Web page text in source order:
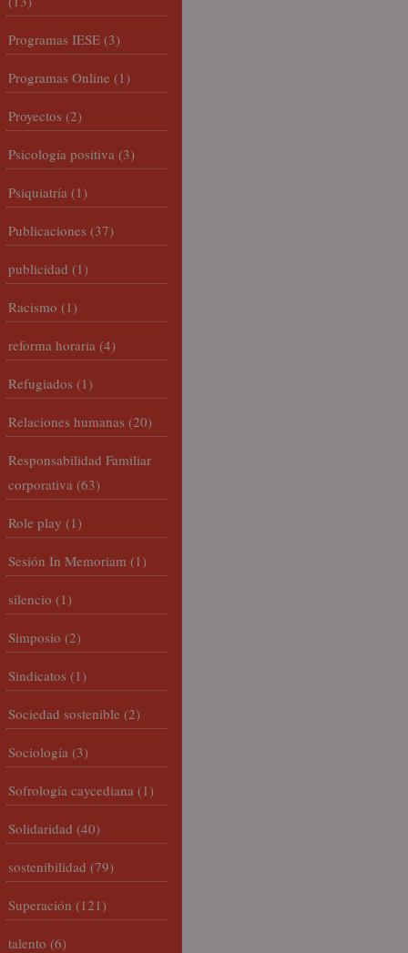
Programas IESE (3)
Programas Online (1)
Proyectos (2)
Psicología positiva (3)
Psiquiatría (1)
Publicaciones (37)
publicidad (1)
Racismo (1)
reforma horaria (4)
Refugiados (1)
Relaciones humanas (20)
Responsabilidad Familiar
corporativa (63)
Role play (1)
Sesión In Memoriam (1)
silencio (1)
Simposio (2)
Sindicatos (1)
Sociedad sostenible (2)
Sociología (3)
Sofrología caycediana (1)
Solidaridad (40)
sostenibilidad (79)
Superación (121)
talento (6)